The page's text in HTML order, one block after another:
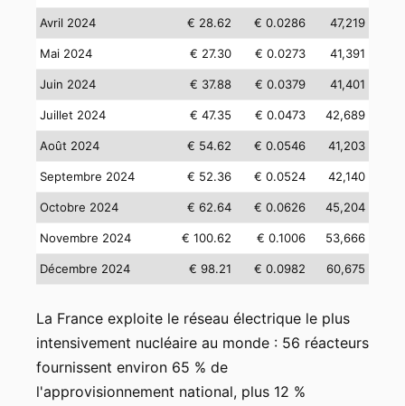
Avril 2024 € 28.62 € 0.0286 47,219
Mai 2024 € 27.30 € 0.0273 41,391
Juin 2024 € 37.88 € 0.0379 41,401
Juillet 2024 € 47.35 € 0.0473 42,689
Août 2024 € 54.62 € 0.0546 41,203
Septembre 2024 € 52.36 € 0.0524 42,140
Octobre 2024 € 62.64 € 0.0626 45,204
Novembre 2024 € 100.62 € 0.1006 53,666
Décembre 2024 € 98.21 € 0.0982 60,675
La France exploite le réseau électrique le plus
intensivement nucléaire au monde : 56 réacteurs
fournissent environ 65 % de
l'approvisionnement national, plus 12 %